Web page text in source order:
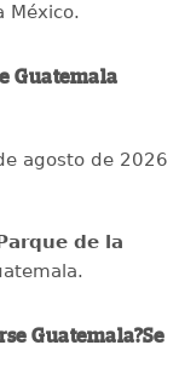
México.
Guatemala
agosto de 2026
Parque de la
Guatemala?Se